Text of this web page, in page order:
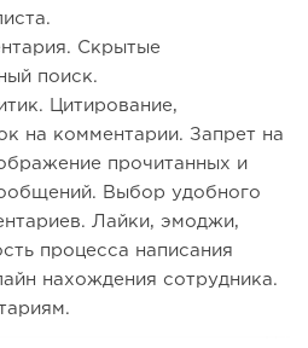
Скрытые
поиск.
Цитирование,
на комментарии. Запрет на
прочитанных и
Выбор удобного
Лайки, эмоджи,
процесса написания
нахождения сотрудника.